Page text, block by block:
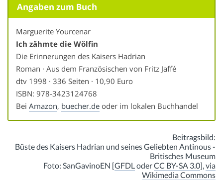
Angaben zum Buch
Marguerite Yourcenar
Ich zähmte die Wölfin
Die Erinnerungen des Kaisers Hadrian
Roman · Aus dem Französischen von Fritz Jaffé
dtv 1998 · 336 Seiten · 10,90 Euro
ISBN: 978-3423124768
Bei Amazon, buecher.de oder im lokalen Buchhandel
Beitragsbild:
Büste des Kaisers Hadrian und seines Geliebten Antinous -
Britisches Museum
Foto: SanGavinoEN [GFDL oderCC BY-SA 3.0], via
Wikimedia Commons